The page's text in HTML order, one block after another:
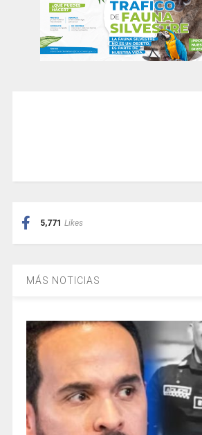
5,771 Likes
MÁS NOTICIAS